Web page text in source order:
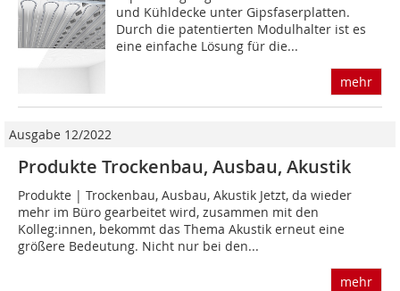
und Kühldecke unter Gipsfaserplatten.
Durch die patentierten Modulhalter ist es
eine einfache Lösung für die...
mehr
Ausgabe 12/2022
Produkte Trockenbau, Ausbau, Akustik
Produkte | Trockenbau, Ausbau, Akustik Jetzt, da wieder
mehr im Büro gearbeitet wird, zusammen mit den
Kolleg:innen, bekommt das Thema Akustik erneut eine
größere Bedeutung. Nicht nur bei den...
mehr